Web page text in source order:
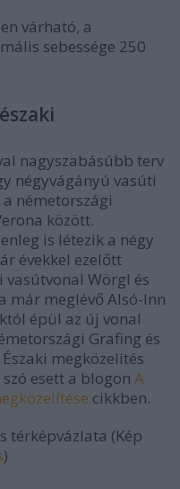
várható, a
sebessége 250
nagyszabásúbb terv
négyvágányú vasúti
németországi
között.
is létezik a négy
évekkel ezelőtt
vasútvonal Wörgl és
már meglévő Alsó-Inn
épül az új vonal
Grafing és
megközelítés
esett a blogon A
cikkben.
térképvázlata (Kép
)